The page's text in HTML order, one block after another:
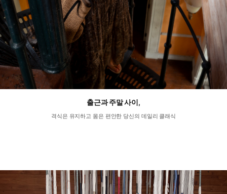
출근과 주말 사이,
격식은 유지하고 몸은 편안한 당신의 데일리 클래식